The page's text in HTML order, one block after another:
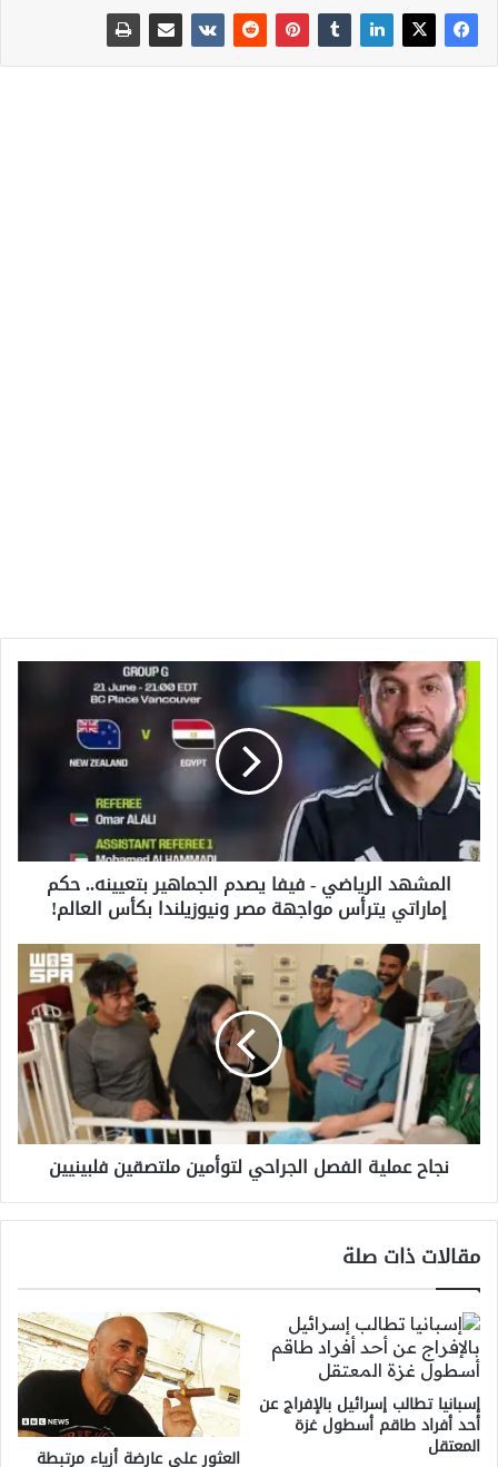
المشهد
الرياضي
فيفا
يصدم
الجماهير
بتعيينه..
حكم
إماراتي
يترأس
مواجهة
مصر
ونيوزيلندا
بكأس
العالم!
المشهد الرياضي - فيفا يصدم الجماهير بتعيينه.. حكم
إماراتي يترأس مواجهة مصر ونيوزيلندا بكأس العالم!
عملية
الفصل
الجراحي
لتوأمين
ملتصقين
فلبينيين
نجاح عملية الفصل الجراحي لتوأمين ملتصقين فلبينيين
مقالات ذات صلة
إسبانيا تطالب إسرائيل بالإفراج عن
أحد أفراد طاقم أسطول غزة
المعتقل العثور على عارضة أزياء مرتبطة